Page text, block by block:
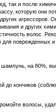
так и после
которую они
агрессоров.
и других
волос.
для поврежденных
шампунь, на 80%,
до кончиков
волосы,